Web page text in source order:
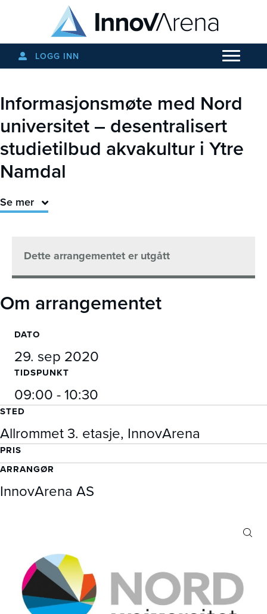
LOGG INN
Informasjonsmøte med Nord
universitet – desentralisert
studietilbud akvakultur i Ytre
Namdal
Se mer
Dette arrangementet er utgått
Om arrangementet
DATO
29. sep 2020
TIDSPUNKT
09:00 - 10:30
STED
Allrommet 3. etasje, InnovArena
PRIS
ARRANGØR
InnovArena AS